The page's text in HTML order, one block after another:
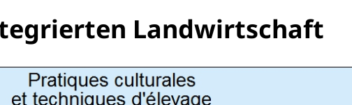
Landwirtschaft